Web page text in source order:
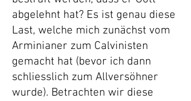
abgelehnt hat? Es ist genau diese
Last, welche mich zunächst vom
Arminianer zum Calvinisten
gemacht hat (bevor ich dann
schliesslich zum Allversöhner
wurde). Betrachten wir diese